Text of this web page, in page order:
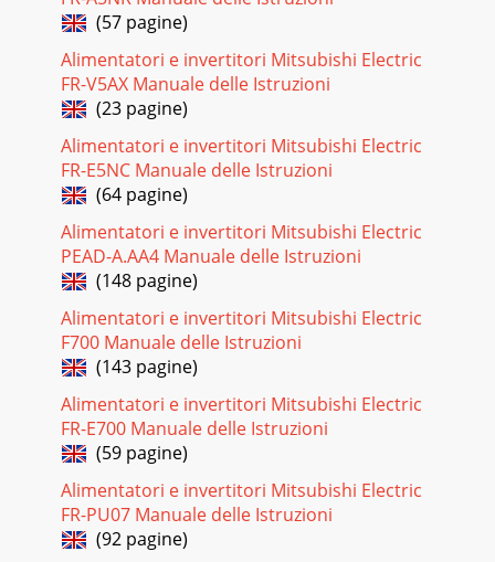
operation sound level is affected
Pagina 19 - 8. Especificaciones
8Index1. Consignes de sécurité1. Consignes de sécurité
.....82. Nomenclature ...
Pagina 20 - RG79D675H01
9 Télécommande à distance (Pièces en option)2.
NomenclatureInterface radiofréquence Télécommande à ﬁl
Télécommande sans ﬁl infrarougeON/OFFTEMP.COOLD
(57 pagine)
Alimentatori e invertitori Mitsubishi Electric
FR-V5AX Manuale delle Istruzioni
(23 pagine)
Alimentatori e invertitori Mitsubishi Electric
FR-E5NC Manuale delle Istruzioni
(64 pagine)
Alimentatori e invertitori Mitsubishi Electric
PEAD-A.AA4 Manuale delle Istruzioni
(148 pagine)
Alimentatori e invertitori Mitsubishi Electric
F700 Manuale delle Istruzioni
(143 pagine)
Alimentatori e invertitori Mitsubishi Electric
FR-E700 Manuale delle Istruzioni
(59 pagine)
Alimentatori e invertitori Mitsubishi Electric
FR-PU07 Manuale delle Istruzioni
(92 pagine)